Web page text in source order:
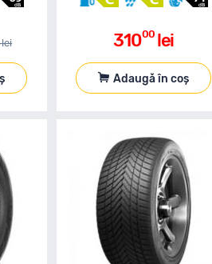
lei 31000 lei
Adaugă în coș